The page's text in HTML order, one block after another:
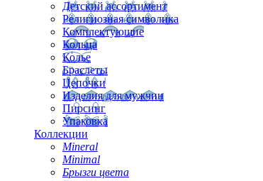
Детский ассортимент
Религиозная символика
Комплектующие
Кольца
Колье
Браслеты
Цепочки
Изделия для мужчин
Пирсинг
Упаковка
Коллекции
Mineral
Minimal
Брызги цвета